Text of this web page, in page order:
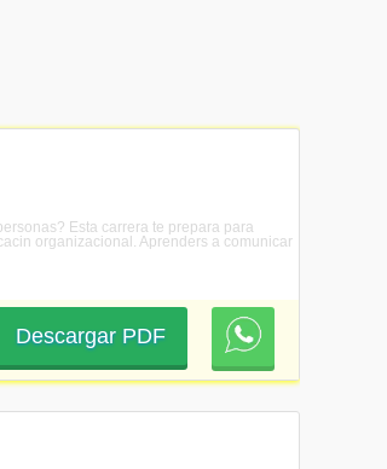
Esta carrera te prepara para
organizacional. Aprenders a comunicar
Descargar PDF